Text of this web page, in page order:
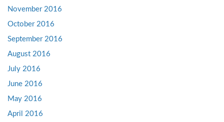
November 2016
October 2016
September 2016
August 2016
July 2016
June 2016
May 2016
April 2016